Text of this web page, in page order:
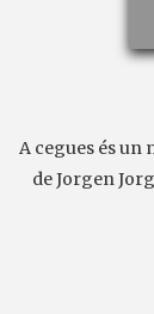
A cegues és un
de Jorgen